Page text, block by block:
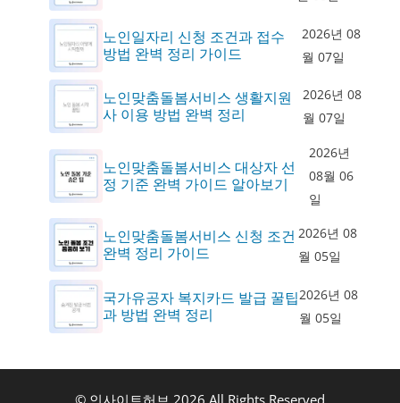
노인일자리 신청 조건과 접수
방법 완벽 정리 가이드
2026년 08
월 07일
노인맞춤돌봄서비스 생활지원
사 이용 방법 완벽 정리
2026년 08
월 07일
노인맞춤돌봄서비스 대상자 선
정 기준 완벽 가이드 알아보기
2026년
08월 06
일
노인맞춤돌봄서비스 신청 조건
완벽 정리 가이드
2026년 08
월 05일
국가유공자 복지카드 발급 꿀팁
과 방법 완벽 정리
2026년 08
월 05일
© 인사이트허브 2026 All Rights Reserved